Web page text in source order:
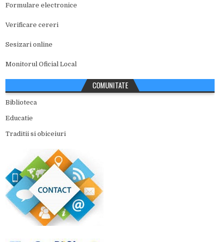
Formulare electronice
Verificare cereri
Sesizari online
Monitorul Oficial Local
COMUNITATE
Biblioteca
Educatie
Traditii si obiceiuri